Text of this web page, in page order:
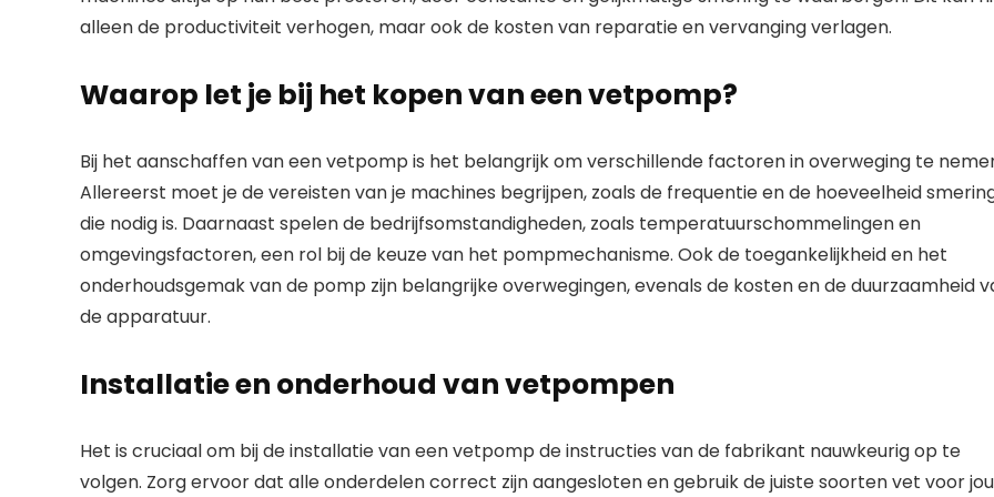
alleen de productiviteit verhogen, maar ook de kosten van reparatie en vervanging verlagen.
Waarop let je bij het kopen van een vetpomp?
Bij het aanschaffen van een vetpomp is het belangrijk om verschillende factoren in overweging te
Allereerst moet je de vereisten van je machines begrijpen, zoals de frequentie en de hoeveelheid
die nodig is. Daarnaast spelen de bedrijfsomstandigheden, zoals temperatuurschommelingen en
omgevingsfactoren, een rol bij de keuze van het pompmechanisme. Ook de toegankelijkheid en het
onderhoudsgemak van de pomp zijn belangrijke overwegingen, evenals de kosten en de duurzaamheid
de apparatuur.
Installatie en onderhoud van vetpompen
Het is cruciaal om bij de installatie van een vetpomp de instructies van de fabrikant nauwkeurig op te
volgen. Zorg ervoor dat alle onderdelen correct zijn aangesloten en gebruik de juiste soorten vet voor